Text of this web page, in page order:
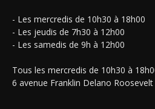
- Les mercredis de 10h30 à 18h00
- Les jeudis de 7h30 à 12h00
- Les samedis de 9h à 12h00
Tous les mercredis de 10h30 à
6 avenue Franklin Delano